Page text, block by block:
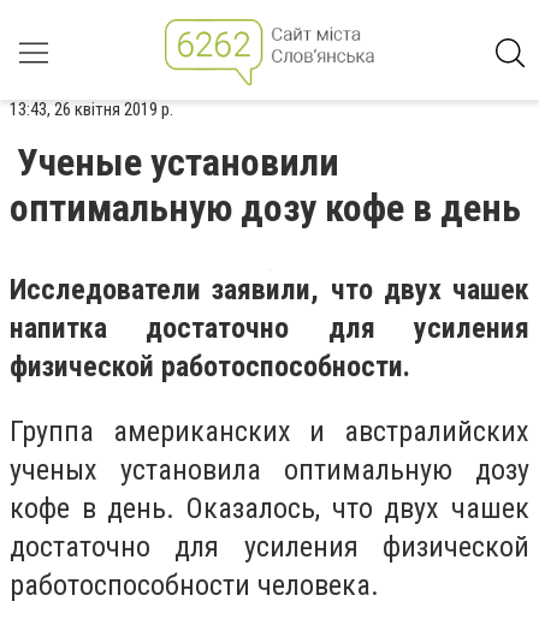
13:43, 26 квітня 2019 р.
Ученые установили
оптимальную дозу кофе в день
Исследователи заявили, что двух чашек
напитка достаточно для усиления
физической работоспособности.
Группа американских и австралийских
ученых установила оптимальную дозу
кофе в день. Оказалось, что двух чашек
достаточно для усиления физической
работоспособности человека.